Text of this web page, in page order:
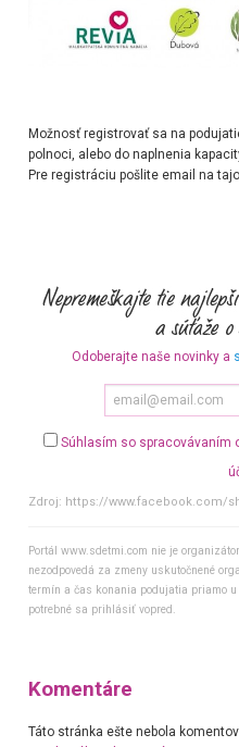
Možnosť registrovať sa na
polnoci, alebo do naplnenia
Pre registráciu pošlite email na
Odoberajte naše novinky a
Súhlasím so spracovávaním
Zdroj: https://www.facebook.com/
Portál www.sdetmi.com nie je
nezodpovedá za zmeny uskutočnené
termín a čas konania podujatia priamo
potrebné sa prihlásiť vopred.
Komentáre
Táto stránka ešte nebola